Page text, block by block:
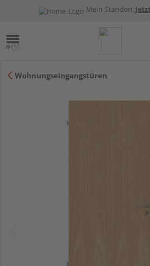
Mein Standort:
Wohnungseingangstüren